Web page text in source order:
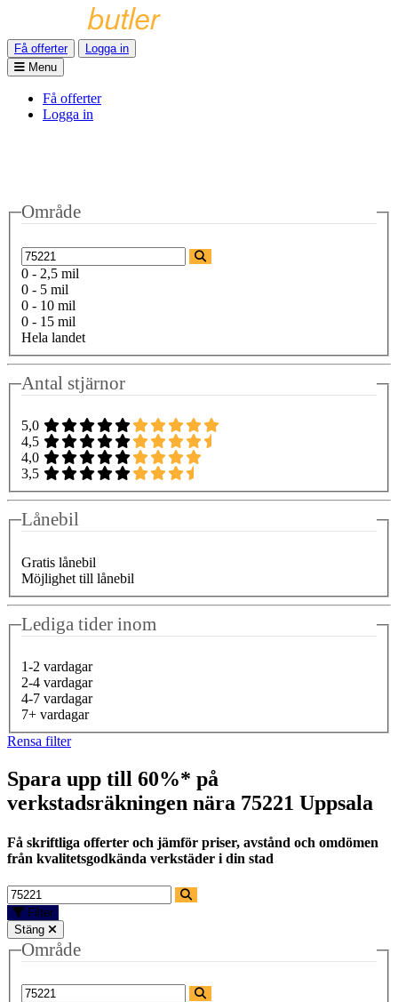
Få offerter
Logga in
Menu
Få offerter
Logga in
Område
0 - 2,5 mil
0 - 5 mil
0 - 10 mil
0 - 15 mil
Hela landet
Antal stjärnor
5,0
4,5
4,0
3,5
Lånebil
Gratis lånebil
Möjlighet till lånebil
Lediga tider inom
1-2 vardagar
2-4 vardagar
4-7 vardagar
7+ vardagar
Rensa filter
Spara upp till 60%* på
verkstadsräkningen nära 75221 Uppsala
Få skriftliga offerter och jämför priser, avstånd och omdömen
från kvalitetsgodkända verkstäder i din stad
Filter
Stäng
Område